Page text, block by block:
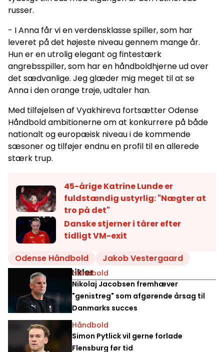
russer.
- I Anna får vi en verdensklasse spiller, som har
leveret på det højeste niveau gennem mange år.
Hun er en utrolig elegant og fintestærk
angrebsspiller, som har en håndboldhjerne ud over
det sædvanlige. Jeg glæder mig meget til at se
Anna i den orange trøje, udtaler han.
Med tilføjelsen af Vyakhireva fortsætter Odense
Håndbold ambitionerne om at konkurrere på både
nationalt og europæisk niveau i de kommende
sæsoner og tilføjer endnu en profil til en allerede
stærk trup.
45-årige Katrine Lunde er
fuldstændig ustyrlig: "Nægter at
tro på det"
Danske stjerner i tårer efter
tidligt VM-exit
Odense Håndbold
Jakob Vestergaard
Relaterede artikler
Håndbold
Nikolaj Jacobsen fremhæver
"genistreg" som afgørende årsag til
Danmarks succes
Håndbold
Simon Pytlick vil gerne forlade
Flensburg før tid